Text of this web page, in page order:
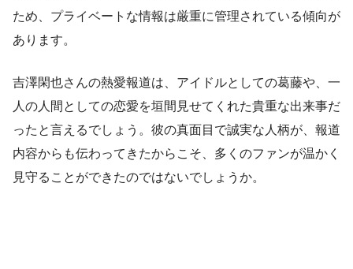
ため、プライベートな情報は厳重に管理されている傾向が
あります。
吉澤閑也さんの熱愛報道は、アイドルとしての葛藤や、一
人の人間としての恋愛を垣間見せてくれた貴重な出来事だ
ったと言えるでしょう。彼の真面目で誠実な人柄が、報道
内容からも伝わってきたからこそ、多くのファンが温かく
見守ることができたのではないでしょうか。